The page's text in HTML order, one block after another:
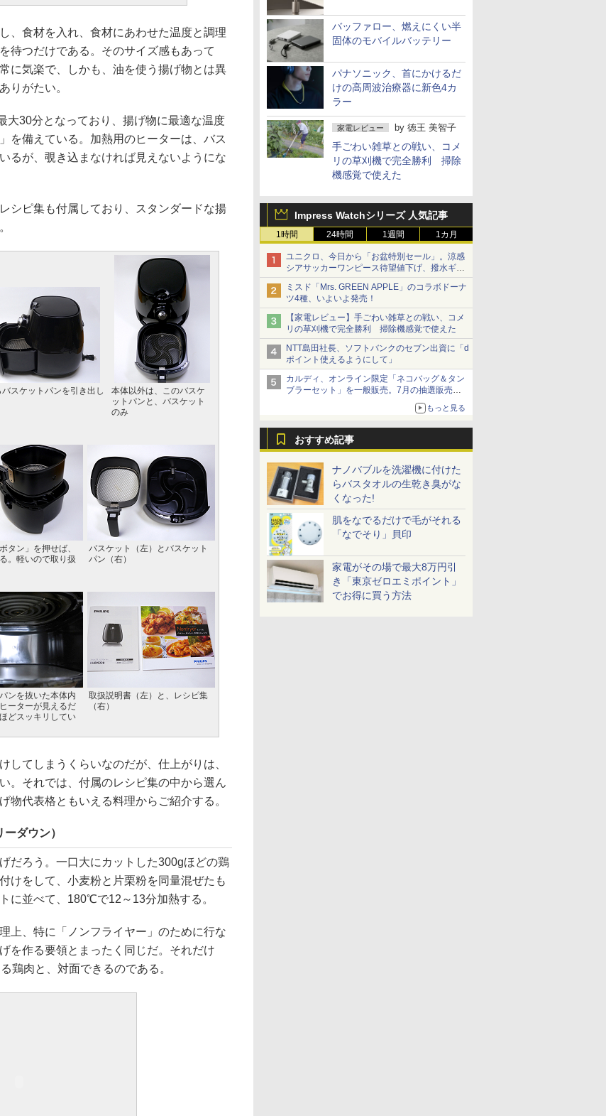
バッファロー、燃えにくい半
固体のモバイルバッテリー
パナソニック、首にかけるだ
けの高周波治療器に新色4カ
ラー
家電レビュー by 徳王 美智子
手ごわい雑草との戦い、コメ
リの草刈機で完全勝利 掃除
機感覚で使えた
Impress Watchシリーズ 人気記事
1時間 24時間 1週間 1カ月
ユニクロ、今日から「お盆特別セール」。涼感
シアサッカーワンピース待望値下げ、撥水ギア
ショーツは1990円に
ミスド「Mrs. GREEN APPLE」のコラボドーナ
ツ4種、いよいよ発売！
【家電レビュー】手ごわい雑草との戦い、コメ
リの草刈機で完全勝利 掃除機感覚で使えた
NTT島田社長、ソフトバンクのセブン出資に「d
ポイント使えるようにして」
カルディ、オンライン限定「ネコバッグ＆タン
ブラーセット」を一般販売。7月の抽選販売の
もっと見る
おすすめ記事
ナノバブルを洗濯機に付けた
らバスタオルの生乾き臭がな
くなった!
肌をなでるだけで毛がそれる
「なでそり」貝印
家電がその場で最大8万円引
き「東京ゼロエミポイント」
でお得に買う方法
、食材を入れ、食材にあわせた温度と調理
待つだけである。そのサイズ感もあって
に気楽で、しかも、油を使う揚げ物とは異
りがたい。
30分となっており、揚げ物に最適な温度
を備えている。加熱用のヒーターは、バス
るが、覗き込まなければ見えないようにな
シピ集も付属しており、スタンダードな揚
スケットパンを引き出し
本体以外は、このバスケ
ットパンと、バスケット
のみ
タン」を押せば、
。軽いので取り扱
バスケット（左）とバスケット
パン（右）
ンを抜いた本体内
ーターが見えるだ
どスッキリしてい
取扱説明書（左）と、レシピ集
（右）
てしまうくらいなのだが、仕上がりは、
。それでは、付属のレシピ集の中から選ん
物代表格ともいえる料理からご紹介する。
ダウン）
だろう。一口大にカットした300gほどの鶏
けをして、小麦粉と片栗粉を同量混ぜたも
に並べて、180℃で12～13分加熱する。
上、特に「ノンフライヤー」のために行な
を作る要領とまったく同じだ。それだけ
鶏肉と、対面できるのである。